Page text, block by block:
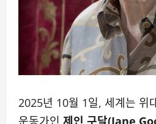
2025년 10월 1일, 세계는 위
운동가인 제인 구달(Jane